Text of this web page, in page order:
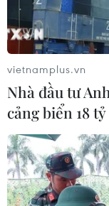
vietnamplus.vn
Nhà đầu tư
cảng biển 18